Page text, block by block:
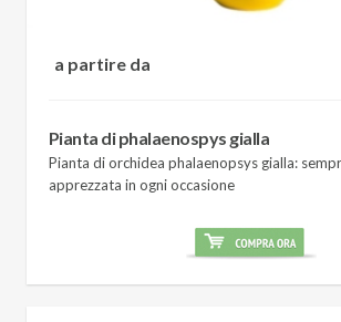
a partire da
Pianta di phalaenospys gialla
Pianta di orchidea phalaenopsys gialla:
apprezzata in ogni occasione